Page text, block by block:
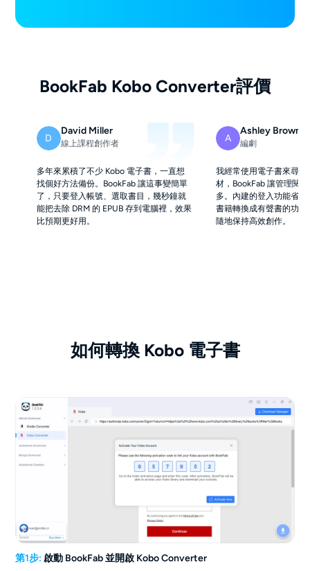
BookFab Kobo Converter評價
D
David Miller
線上課程創作者
多年來累積了不少 Kobo 電子書，一直想
找個好方法備份。BookFab 讓這事變簡單
了，只要登入帳號、選取書目，幾秒鐘就
能把去除 DRM 的 EPUB 存到電腦裡，效果
比預期更好用。
A
Ashley Brown
編劇
我經常使用電子書來尋找
材，BookFab 讓管理閱
多。內建的登入功能省
書籍轉換成有聲書的功能
隨地保持高效創作。
如何轉換 Kobo 電子書
第1步: 啟動 BookFab 並開啟 Kobo Converter